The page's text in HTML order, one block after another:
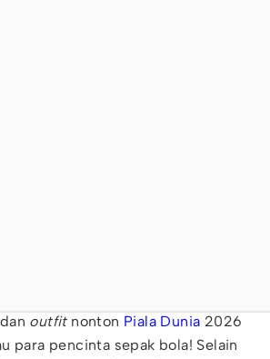
outfit nonton Piala Dunia 2026
para pencinta sepak bola! Selain